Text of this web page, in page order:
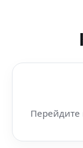
Перейдите